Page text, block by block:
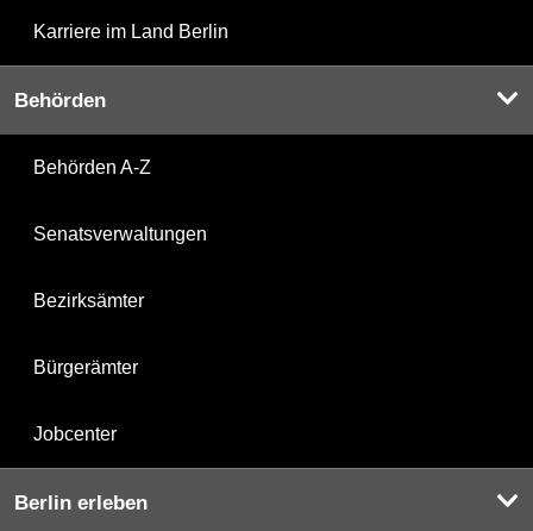
Karriere im Land Berlin
Behörden
Behörden A-Z
Senatsverwaltungen
Bezirksämter
Bürgerämter
Jobcenter
Berlin erleben